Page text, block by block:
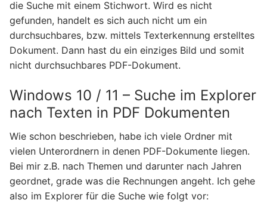
die Suche mit einem Stichwort. Wird es nicht
gefunden, handelt es sich auch nicht um ein
durchsuchbares, bzw. mittels Texterkennung erstelltes
Dokument. Dann hast du ein einziges Bild und somit
nicht durchsuchbares PDF-Dokument.
Windows 10 / 11 – Suche im Explorer
nach Texten in PDF Dokumenten
Wie schon beschrieben, habe ich viele Ordner mit
vielen Unterordnern in denen PDF-Dokumente liegen.
Bei mir z.B. nach Themen und darunter nach Jahren
geordnet, grade was die Rechnungen angeht. Ich gehe
also im Explorer für die Suche wie folgt vor: